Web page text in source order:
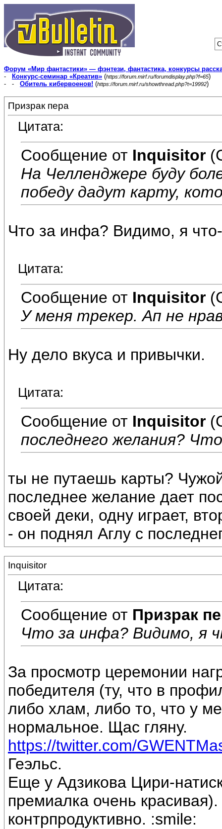
Форум «Мир фантастики» — фэнтези, фантастика, конкурсы
-
Конкурс-семинар «Креатив» (https://forum.mirf.ru/forumdisplay.php?f=65)
- - Обитель кибервоенов! (https://forum.mirf.ru/showthread.php?t=19992)
Призрак пера
Цитата:
Сообщение от Inquisitor
На Челленджере буду
победу дадут карту,
Что за инфа? Видимо, я
Цитата:
Сообщение от Inquisitor
У меня трекер. Ап не
Ну дело вкуса и привычки.
Цитата:
Сообщение от Inquisitor
последнего желания?
ты не путаешь карты?
последнее желание дает
своей деки, одну играет,
- он поднял Аглу с
Inquisitor
Цитата:
Сообщение от Призрак
Что за инфа? Видимо, я
За просмотр церемонии
победителя (ту, что в
либо хлам, либо то, что у
нормальное. Щас гляну.
https://twitter.com/
Геэльс.
Еще у Адзикова Цири-
премиалка очень
контрпродуктивно. :smile: